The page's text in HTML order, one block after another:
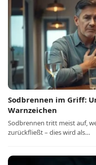
Sodbrennen im Griff:
Warnzeichen
Sodbrennen tritt meist auf,
zurückfließt – dies wird als…